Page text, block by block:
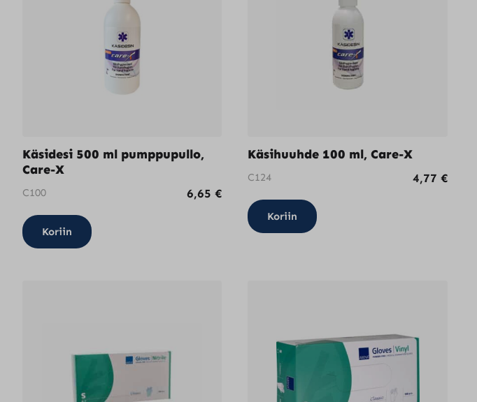
Käsidesi 500 ml pumppupullo,
Care-X
C100 6,65€
Koriin
Käsihuuhde 100 ml, Care-X
C124 4,77€
Koriin